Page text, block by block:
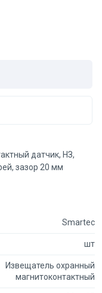
датчик, НЗ,
зазор 20 мм
Smartec
шт
Извещатель охранный
магнитоконтактный